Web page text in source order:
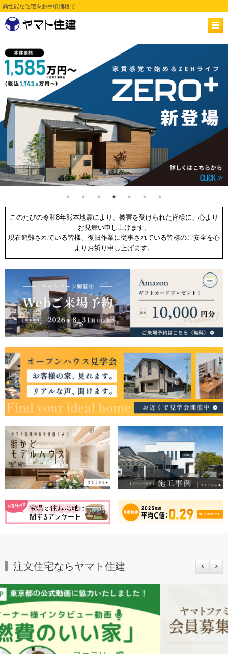
高性能な住宅をお手頃価格で
このたびの令和8年熊本地震により、被害を受けられた皆様に、心より
お見舞い申し上げます。
現在避難されている皆様、復旧作業に従事されている皆様のご安全を心
よりお祈り申し上げます。
注文住宅ならヤマト住建